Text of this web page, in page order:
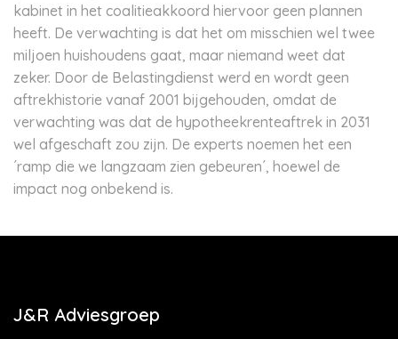
kabinet in het coalitieakkoord hiervoor geen plannen
heeft. De verwachting is dat het om misschien wel twee
miljoen huishoudens gaat, maar niemand weet dat
zeker. Door de Belastingdienst werd en wordt geen
aftrekhistorie vanaf 2001 bijgehouden, omdat de
verwachting was dat de hypotheekrenteaftrek in 2031
wel afgeschaft zou zijn. De experts noemen het een
´ramp die we langzaam zien gebeuren´, hoewel de
impact nog onbekend is.
J&R Adviesgroep